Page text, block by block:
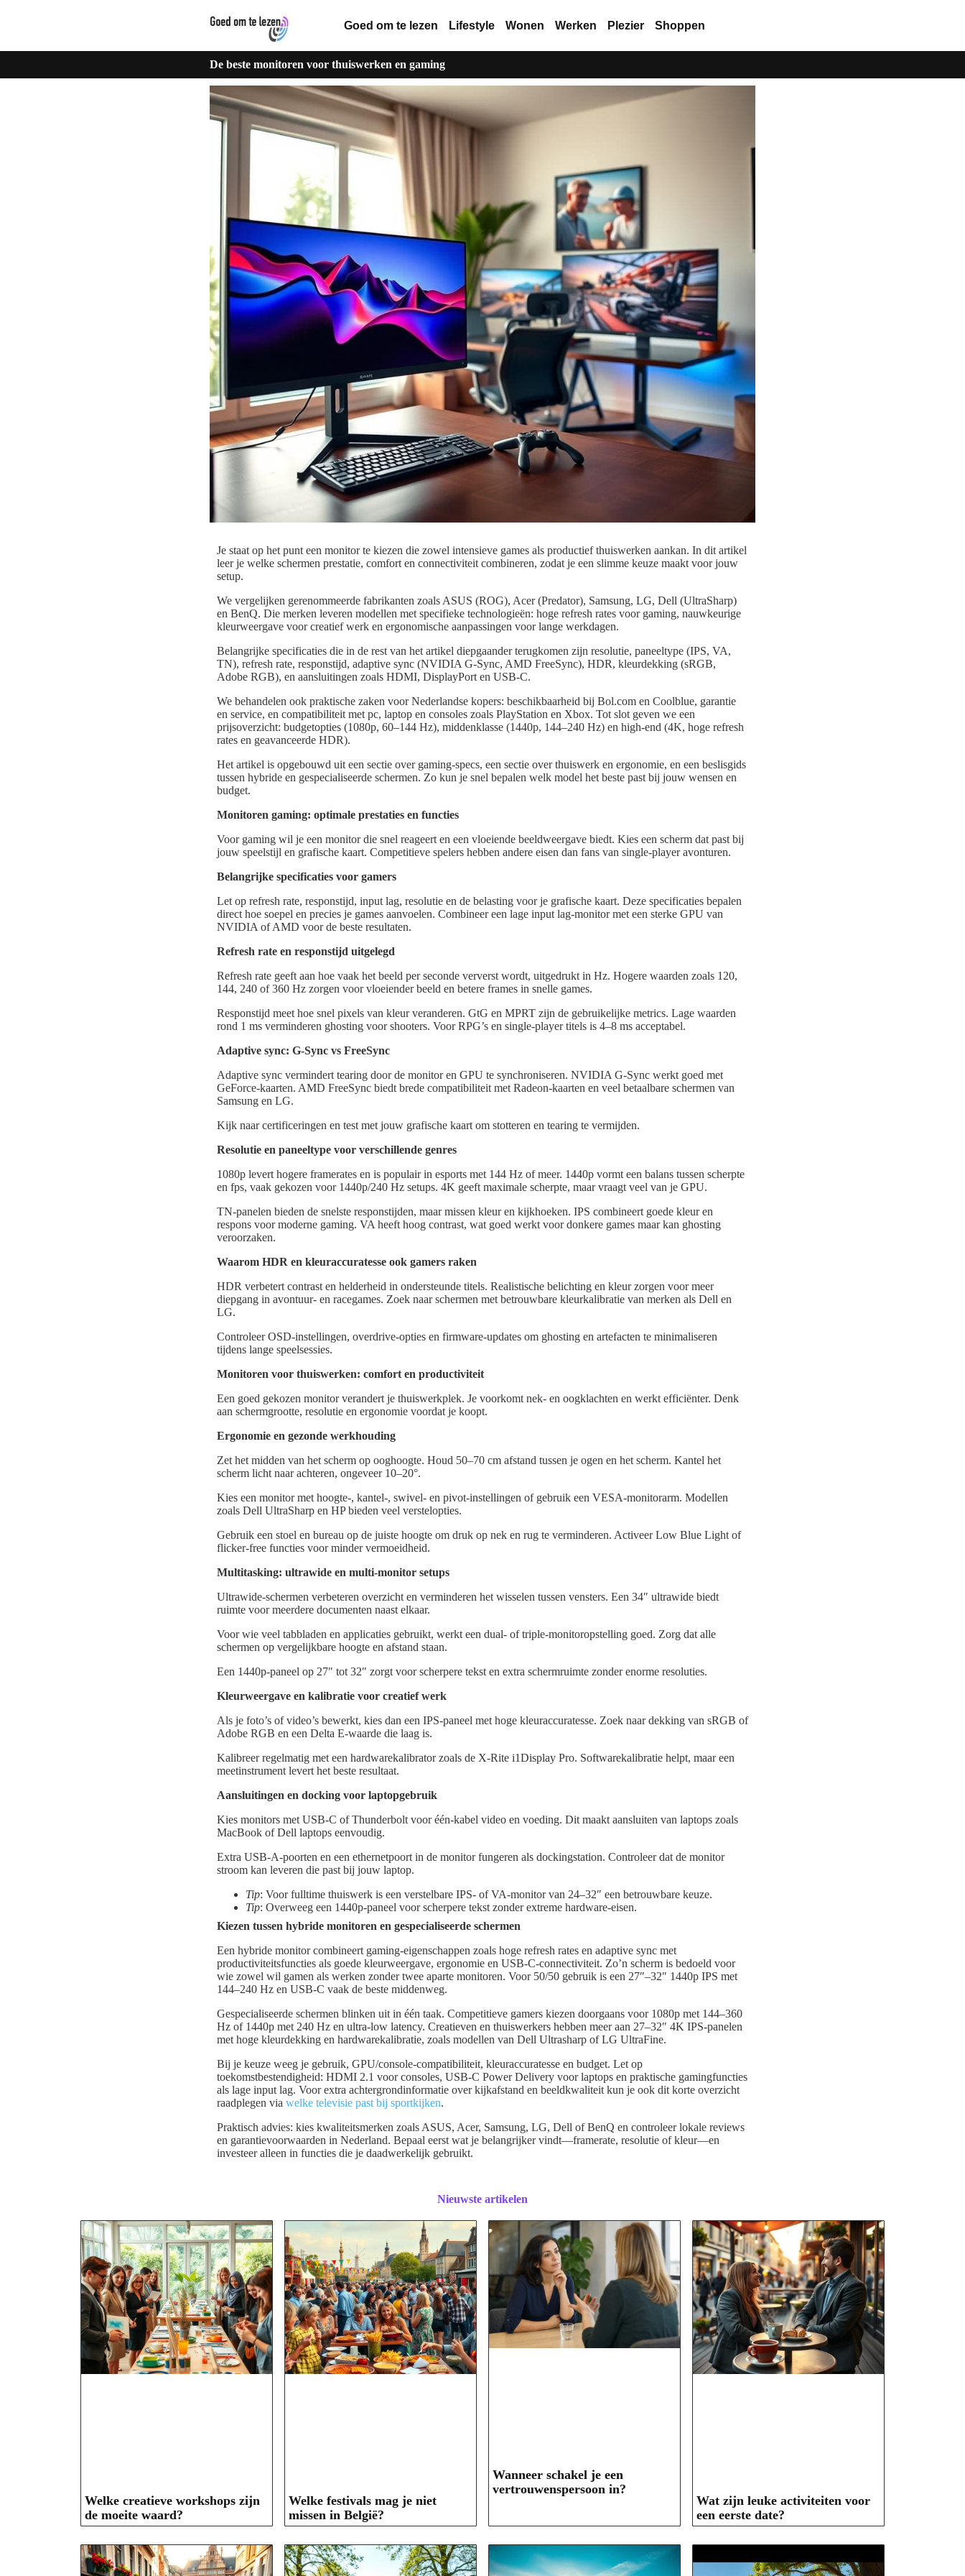
Goed om te lezen Lifestyle Wonen Werken Plezier Shoppen
De beste monitoren voor thuiswerken en gaming
Je staat op het punt een monitor te kiezen die zowel intensieve games als productief thuiswerken aankan. In dit artikel
leer je welke schermen prestatie, comfort en connectiviteit combineren, zodat je een slimme keuze maakt voor jouw
setup.
We vergelijken gerenommeerde fabrikanten zoals ASUS (ROG), Acer (Predator), Samsung, LG, Dell (UltraSharp)
en BenQ. Die merken leveren modellen met specifieke technologieën: hoge refresh rates voor gaming, nauwkeurige
kleurweergave voor creatief werk en ergonomische aanpassingen voor lange werkdagen.
Belangrijke specificaties die in de rest van het artikel diepgaander terugkomen zijn resolutie, paneeltype (IPS, VA,
TN), refresh rate, responstijd, adaptive sync (NVIDIA G-Sync, AMD FreeSync), HDR, kleurdekking (sRGB,
Adobe RGB), en aansluitingen zoals HDMI, DisplayPort en USB-C.
We behandelen ook praktische zaken voor Nederlandse kopers: beschikbaarheid bij Bol.com en Coolblue, garantie
en service, en compatibiliteit met pc, laptop en consoles zoals PlayStation en Xbox. Tot slot geven we een
prijsoverzicht: budgetopties (1080p, 60–144 Hz), middenklasse (1440p, 144–240 Hz) en high-end (4K, hoge refresh
rates en geavanceerde HDR).
Het artikel is opgebouwd uit een sectie over gaming-specs, een sectie over thuiswerk en ergonomie, en een beslisgids
tussen hybride en gespecialiseerde schermen. Zo kun je snel bepalen welk model het beste past bij jouw wensen en
budget.
Monitoren gaming: optimale prestaties en functies
Voor gaming wil je een monitor die snel reageert en een vloeiende beeldweergave biedt. Kies een scherm dat past bij
jouw speelstijl en grafische kaart. Competitieve spelers hebben andere eisen dan fans van single-player avonturen.
Belangrijke specificaties voor gamers
Let op refresh rate, responstijd, input lag, resolutie en de belasting voor je grafische kaart. Deze specificaties bepalen
direct hoe soepel en precies je games aanvoelen. Combineer een lage input lag-monitor met een sterke GPU van
NVIDIA of AMD voor de beste resultaten.
Refresh rate en responstijd uitgelegd
Refresh rate geeft aan hoe vaak het beeld per seconde ververst wordt, uitgedrukt in Hz. Hogere waarden zoals 120,
144, 240 of 360 Hz zorgen voor vloeiender beeld en betere frames in snelle games.
Responstijd meet hoe snel pixels van kleur veranderen. GtG en MPRT zijn de gebruikelijke metrics. Lage waarden
rond 1 ms verminderen ghosting voor shooters. Voor RPG’s en single-player titels is 4–8 ms acceptabel.
Adaptive sync: G-Sync vs FreeSync
Adaptive sync vermindert tearing door de monitor en GPU te synchroniseren. NVIDIA G-Sync werkt goed met
GeForce-kaarten. AMD FreeSync biedt brede compatibiliteit met Radeon-kaarten en veel betaalbare schermen van
Samsung en LG.
Kijk naar certificeringen en test met jouw grafische kaart om stotteren en tearing te vermijden.
Resolutie en paneeltype voor verschillende genres
1080p levert hogere framerates en is populair in esports met 144 Hz of meer. 1440p vormt een balans tussen scherpte
en fps, vaak gekozen voor 1440p/240 Hz setups. 4K geeft maximale scherpte, maar vraagt veel van je GPU.
TN-panelen bieden de snelste responstijden, maar missen kleur en kijkhoeken. IPS combineert goede kleur en
respons voor moderne gaming. VA heeft hoog contrast, wat goed werkt voor donkere games maar kan ghosting
veroorzaken.
Waarom HDR en kleuraccuratesse ook gamers raken
HDR verbetert contrast en helderheid in ondersteunde titels. Realistische belichting en kleur zorgen voor meer
diepgang in avontuur- en racegames. Zoek naar schermen met betrouwbare kleurkalibratie van merken als Dell en
LG.
Controleer OSD-instellingen, overdrive-opties en firmware-updates om ghosting en artefacten te minimaliseren
tijdens lange speelsessies.
Monitoren voor thuiswerken: comfort en productiviteit
Een goed gekozen monitor verandert je thuiswerkplek. Je voorkomt nek- en oogklachten en werkt efficiënter. Denk
aan schermgrootte, resolutie en ergonomie voordat je koopt.
Ergonomie en gezonde werkhouding
Zet het midden van het scherm op ooghoogte. Houd 50–70 cm afstand tussen je ogen en het scherm. Kantel het
scherm licht naar achteren, ongeveer 10–20°.
Kies een monitor met hoogte-, kantel-, swivel- en pivot-instellingen of gebruik een VESA-monitorarm. Modellen
zoals Dell UltraSharp en HP bieden veel verstelopties.
Gebruik een stoel en bureau op de juiste hoogte om druk op nek en rug te verminderen. Activeer Low Blue Light of
flicker-free functies voor minder vermoeidheid.
Multitasking: ultrawide en multi-monitor setups
Ultrawide-schermen verbeteren overzicht en verminderen het wisselen tussen vensters. Een 34″ ultrawide biedt
ruimte voor meerdere documenten naast elkaar.
Voor wie veel tabbladen en applicaties gebruikt, werkt een dual- of triple-monitoropstelling goed. Zorg dat alle
schermen op vergelijkbare hoogte en afstand staan.
Een 1440p-paneel op 27″ tot 32″ zorgt voor scherpere tekst en extra schermruimte zonder enorme resoluties.
Kleurweergave en kalibratie voor creatief werk
Als je foto’s of video’s bewerkt, kies dan een IPS-paneel met hoge kleuraccuratesse. Zoek naar dekking van sRGB of
Adobe RGB en een Delta E-waarde die laag is.
Kalibreer regelmatig met een hardwarekalibrator zoals de X-Rite i1Display Pro. Softwarekalibratie helpt, maar een
meetinstrument levert het beste resultaat.
Aansluitingen en docking voor laptopgebruik
Kies monitors met USB-C of Thunderbolt voor één-kabel video en voeding. Dit maakt aansluiten van laptops zoals
MacBook of Dell laptops eenvoudig.
Extra USB-A-poorten en een ethernetpoort in de monitor fungeren als dockingstation. Controleer dat de monitor
stroom kan leveren die past bij jouw laptop.
Tip: Voor fulltime thuiswerk is een verstelbare IPS- of VA-monitor van 24–32″ een betrouwbare keuze.
Tip: Overweeg een 1440p-paneel voor scherpere tekst zonder extreme hardware-eisen.
Kiezen tussen hybride monitoren en gespecialiseerde schermen
Een hybride monitor combineert gaming-eigenschappen zoals hoge refresh rates en adaptive sync met
productiviteitsfuncties als goede kleurweergave, ergonomie en USB-C-connectiviteit. Zo’n scherm is bedoeld voor
wie zowel wil gamen als werken zonder twee aparte monitoren. Voor 50/50 gebruik is een 27″–32″ 1440p IPS met
144–240 Hz en USB-C vaak de beste middenweg.
Gespecialiseerde schermen blinken uit in één taak. Competitieve gamers kiezen doorgaans voor 1080p met 144–360
Hz of 1440p met 240 Hz en ultra-low latency. Creatieven en thuiswerkers hebben meer aan 27–32″ 4K IPS-panelen
met hoge kleurdekking en hardwarekalibratie, zoals modellen van Dell Ultrasharp of LG UltraFine.
Bij je keuze weeg je gebruik, GPU/console-compatibiliteit, kleuraccuratesse en budget. Let op
toekomstbestendigheid: HDMI 2.1 voor consoles, USB-C Power Delivery voor laptops en praktische gamingfuncties
als lage input lag. Voor extra achtergrondinformatie over kijkafstand en beeldkwaliteit kun je ook dit korte overzicht
raadplegen via welke televisie past bij sportkijken.
Praktisch advies: kies kwaliteitsmerken zoals ASUS, Acer, Samsung, LG, Dell of BenQ en controleer lokale reviews
en garantievoorwaarden in Nederland. Bepaal eerst wat je belangrijker vindt—framerate, resolutie of kleur—en
investeer alleen in functies die je daadwerkelijk gebruikt.
Nieuwste artikelen
Welke creatieve workshops zijn
de moeite waard?
Welke festivals mag je niet
missen in België?
Wanneer schakel je een
vertrouwenspersoon in?
Wat zijn leuke activiteiten voor
een eerste date?